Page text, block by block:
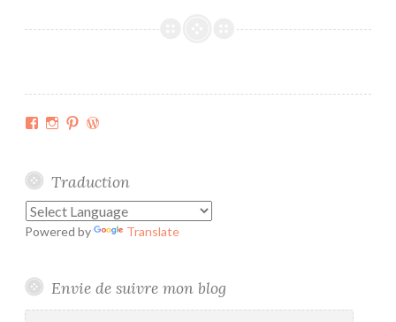
Facebook
Instagram
Pinterest
Traduction
Powered by Translate
Envie de suivre mon blog